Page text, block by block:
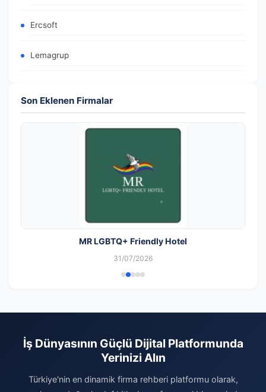
Ercsoft
Lemagrup
Son Eklenen Firmalar
MR LGBTQ+ Friendly Hotel
31/07/2026
İş Dünyasının Güçlü Dijital Platformunda
Yerinizi Alın
Türkiye'nin en dinamik firma rehberi platformu olarak,